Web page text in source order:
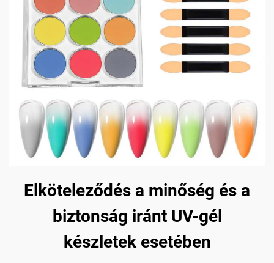
Elköteleződés a minőség és a
biztonság iránt UV-gél
készletek esetében